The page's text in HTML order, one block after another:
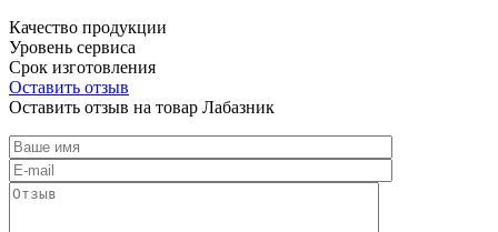
Качество продукции
Уровень сервиса
Срок изготовления
Оставить отзыв
Оставить отзыв на товар Лабазник